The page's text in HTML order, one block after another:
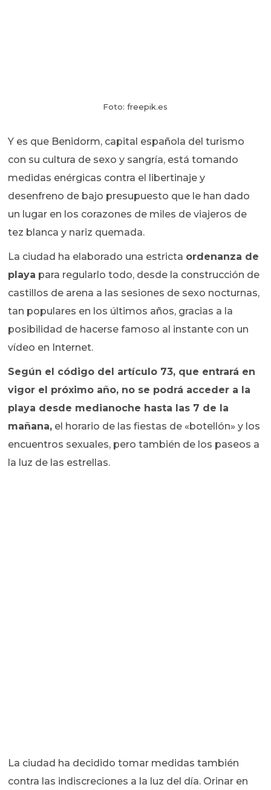
Foto: freepik.es
Y es que Benidorm, capital española del turismo
con su cultura de sexo y sangría, está tomando
medidas enérgicas contra el libertinaje y
desenfreno de bajo presupuesto que le han dado
un lugar en los corazones de miles de viajeros de
tez blanca y nariz quemada.
La ciudad ha elaborado una estricta ordenanza de
playa para regularlo todo, desde la construcción de
castillos de arena a las sesiones de sexo nocturnas,
tan populares en los últimos años, gracias a la
posibilidad de hacerse famoso al instante con un
vídeo en Internet.
Según el código del artículo 73, que entrará en
vigor el próximo año, no se podrá acceder a la
playa desde medianoche hasta las 7 de la
mañana, el horario de las fiestas de «botellón» y los
encuentros sexuales, pero también de los paseos a
la luz de las estrellas.
La ciudad ha decidido tomar medidas también
contra las indiscreciones a la luz del día. Orinar en